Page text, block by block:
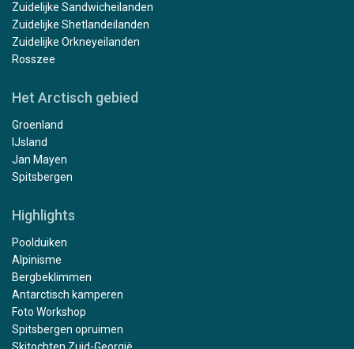
Zuidelijke Sandwicheilanden
Zuidelijke Shetlandeilanden
Zuidelijke Orkneyeilanden
Rosszee
Het Arctisch gebied
Groenland
IJsland
Jan Mayen
Spitsbergen
Highlights
Poolduiken
Alpinisme
Bergbeklimmen
Antarctisch kamperen
Foto Workshop
Spitsbergen opruimen